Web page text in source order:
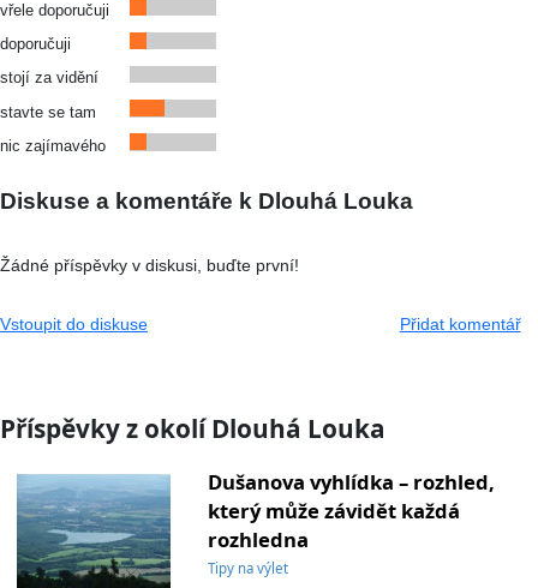
vřele doporučuji
doporučuji
stojí za vidění
stavte se tam
nic zajímavého
Diskuse a komentáře k Dlouhá Louka
Žádné příspěvky v diskusi, buďte první!
Vstoupit do diskuse Přidat komentář
Příspěvky z okolí Dlouhá Louka
Dušanova vyhlídka – rozhled,
který může závidět každá
rozhledna
Tipy na výlet